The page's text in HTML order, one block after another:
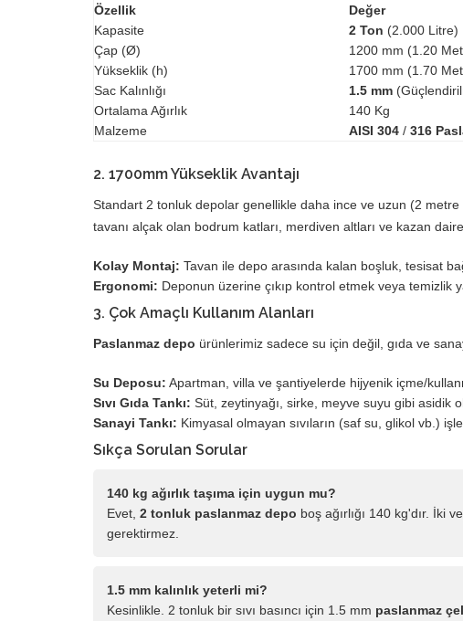
Özellik
Değer
Kapasite
2 Ton (2.000 Litre)
Çap (Ø)
1200 mm (1.20
Yükseklik (h)
1700 mm (1.70
Sac Kalınlığı
1.5 mm
Ortalama Ağırlık
140 Kg
Malzeme
AISI 304 / 316
2. 1700mm Yükseklik Avantajı
Standart 2 tonluk depolar genellikle daha ince ve uzun (2 metre
tavanı alçak olan bodrum katları, merdiven altları ve kazan
Kolay Montaj: Tavan ile depo arasında kalan boşluk, tesisat
Ergonomi: Deponun üzerine çıkıp kontrol etmek veya temizlik
3. Çok Amaçlı Kullanım Alanları
Paslanmaz depo ürünlerimiz sadece su için değil, gıda ve
Su Deposu: Apartman, villa ve şantiyelerde hijyenik içme/
Sıvı Gıda Tankı: Süt, zeytinyağı, sirke, meyve suyu gibi asidik
Sanayi Tankı: Kimyasal olmayan sıvıların (saf su, glikol vb.)
Sıkça Sorulan Sorular
140 kg ağırlık taşıma için uygun mu?
Evet, 2 tonluk paslanmaz depo boş ağırlığı 140 kg'dır. İki
gerektirmez.
1.5 mm kalınlık yeterli mi?
Kesinlikle. 2 tonluk bir sıvı basıncı için 1.5 mm paslanmaz